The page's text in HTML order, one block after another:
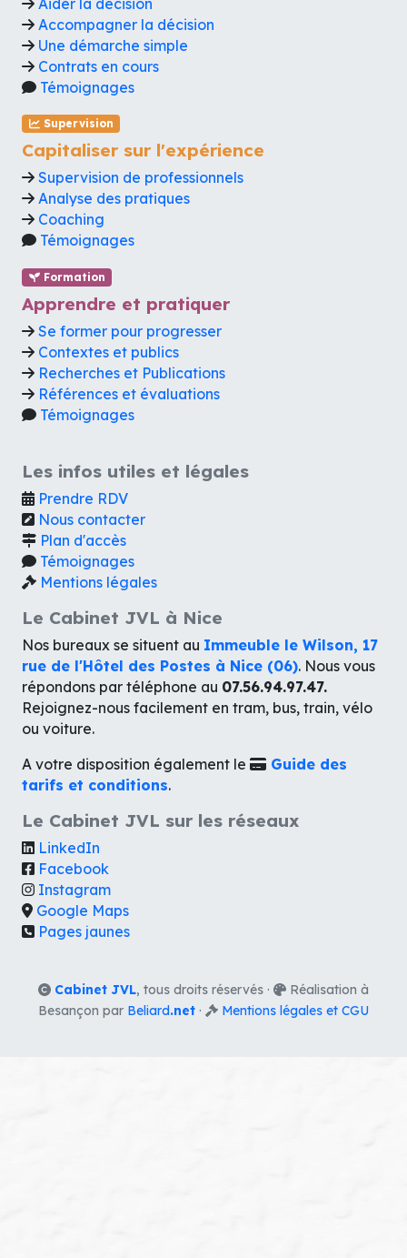
Accompagner la décision
Une démarche simple
Contrats en cours
Témoignages
Supervision
Capitaliser sur l'expérience
Supervision de professionnels
Analyse des pratiques
Coaching
Témoignages
Formation
Apprendre et pratiquer
Se former pour progresser
Contextes et publics
Recherches et Publications
Références et évaluations
Témoignages
Les infos utiles et légales
Prendre RDV
Nous contacter
Plan d'accès
Témoignages
Mentions légales
Le Cabinet JVL à Nice
Nos bureaux se situent au Immeuble le Wilson, 17
rue de l'Hôtel des Postes à Nice (06). Nous vous
répondons par téléphone au 07.56.94.97.47.
Rejoignez-nous facilement en tram, bus, train, vélo
ou voiture.
A votre disposition également le
Guide des
tarifs et conditions.
Le Cabinet JVL sur les réseaux
LinkedIn
Facebook
Instagram
Google Maps
Pages jaunes
Cabinet JVL, tous droits réservés ·
Réalisation à
Besançon par Beliard.net · Mentions légales et CGU